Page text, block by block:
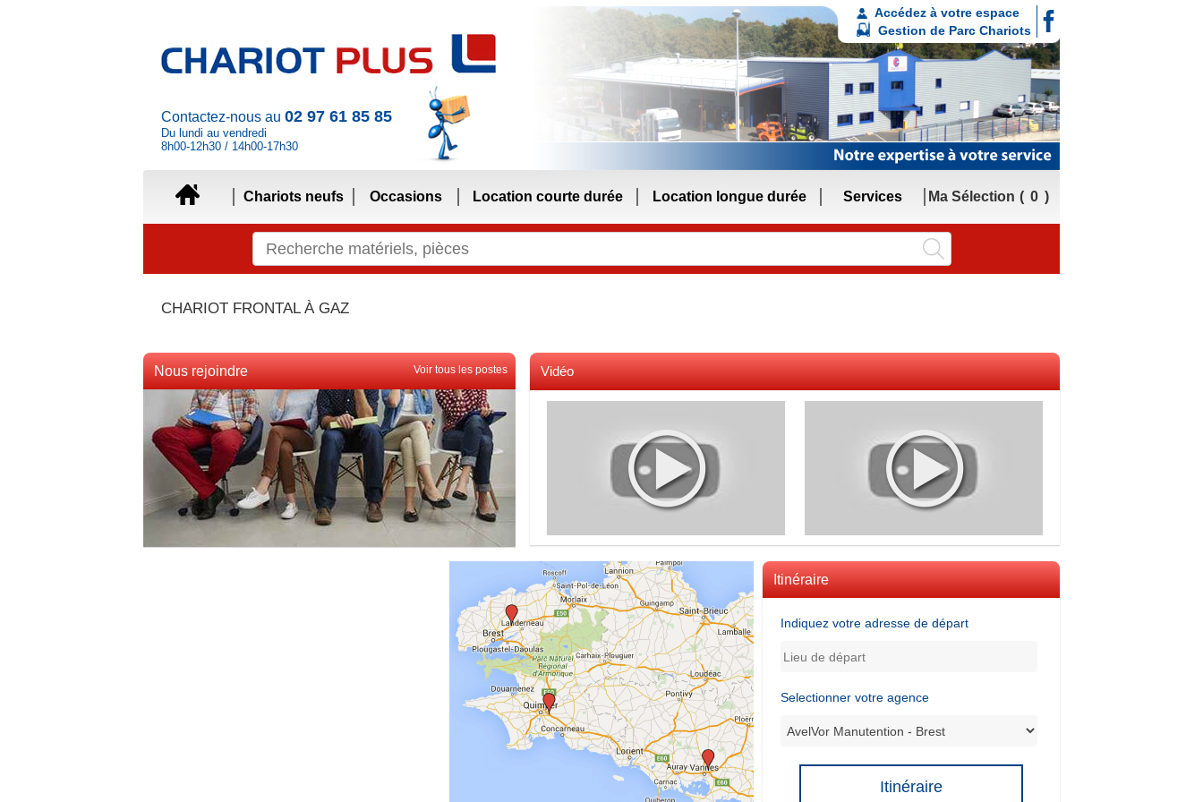
Contactez-nous au 02 97 61 85 85
Du lundi au vendredi
8h00-12h30 / 14h00-17h30
Accédez à votre espace
Gestion de Parc Chariots
Ma Sélection 0
Chariots neufs Occasions Location courte durée Location longue durée Services
CHARIOT FRONTAL À GAZ
Nous rejoindre Voir tous les postes Vidéo
Itinéraire
Indiquez votre adresse de départ
Selectionner votre agence
Itinéraire